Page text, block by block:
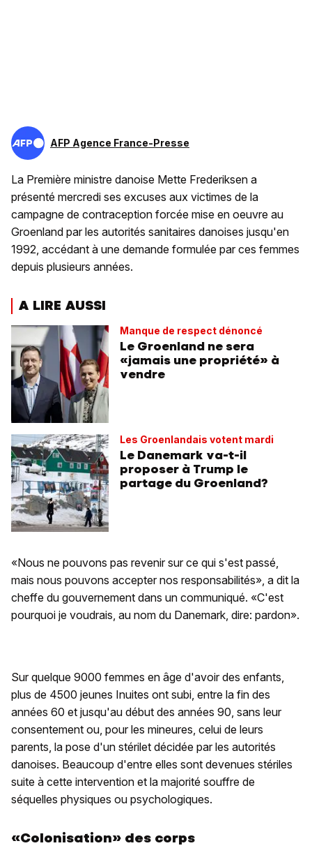
AFP Agence France-Presse
La Première ministre danoise Mette Frederiksen a
présenté mercredi ses excuses aux victimes de la
campagne de contraception forcée mise en oeuvre au
Groenland par les autorités sanitaires danoises jusqu'en
1992, accédant à une demande formulée par ces femmes
depuis plusieurs années.
A LIRE AUSSI
Manque de respect dénoncé
Le Groenland ne sera
«jamais une propriété» à
vendre
Les Groenlandais votent mardi
Le Danemark va-t-il
proposer à Trump le
partage du Groenland?
«Nous ne pouvons pas revenir sur ce qui s'est passé,
mais nous pouvons accepter nos responsabilités», a dit la
cheffe du gouvernement dans un communiqué. «C'est
pourquoi je voudrais, au nom du Danemark, dire: pardon».
Sur quelque 9000 femmes en âge d'avoir des enfants,
plus de 4500 jeunes Inuites ont subi, entre la fin des
années 60 et jusqu'au début des années 90, sans leur
consentement ou, pour les mineures, celui de leurs
parents, la pose d'un stérilet décidée par les autorités
danoises. Beaucoup d'entre elles sont devenues stériles
suite à cette intervention et la majorité souffre de
séquelles physiques ou psychologiques.
«Colonisation» des corps